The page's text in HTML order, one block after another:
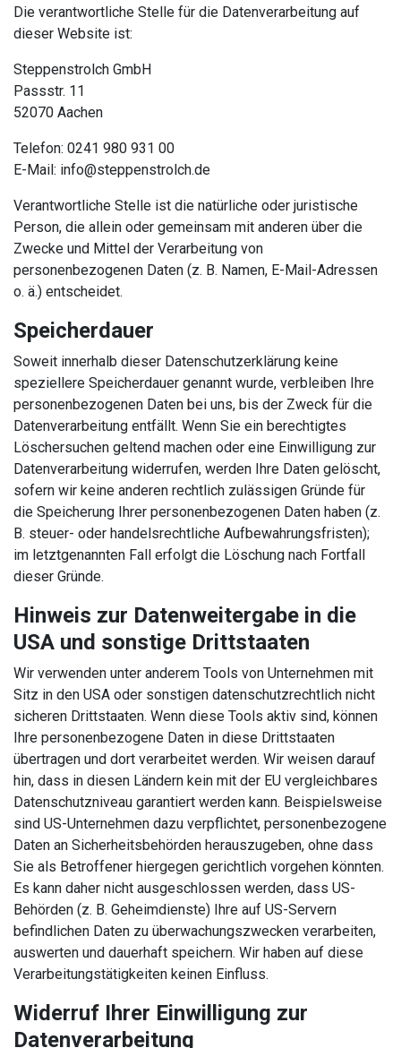
Die verantwortliche Stelle für die Datenverarbeitung auf
dieser Website ist:
Steppenstrolch GmbH
Passstr. 11
52070 Aachen
Telefon: 0241 980 931 00
E-Mail: info@steppenstrolch.de
Verantwortliche Stelle ist die natürliche oder juristische
Person, die allein oder gemeinsam mit anderen über die
Zwecke und Mittel der Verarbeitung von
personenbezogenen Daten (z. B. Namen, E-Mail-Adressen
o. ä.) entscheidet.
Speicherdauer
Soweit innerhalb dieser Datenschutzerklärung keine
speziellere Speicherdauer genannt wurde, verbleiben Ihre
personenbezogenen Daten bei uns, bis der Zweck für die
Datenverarbeitung entfällt. Wenn Sie ein berechtigtes
Löschersuchen geltend machen oder eine Einwilligung zur
Datenverarbeitung widerrufen, werden Ihre Daten gelöscht,
sofern wir keine anderen rechtlich zulässigen Gründe für
die Speicherung Ihrer personenbezogenen Daten haben (z.
B. steuer- oder handelsrechtliche Aufbewahrungsfristen);
im letztgenannten Fall erfolgt die Löschung nach Fortfall
dieser Gründe.
Hinweis zur Datenweitergabe in die
USA und sonstige Drittstaaten
Wir verwenden unter anderem Tools von Unternehmen mit
Sitz in den USA oder sonstigen datenschutzrechtlich nicht
sicheren Drittstaaten. Wenn diese Tools aktiv sind, können
Ihre personenbezogene Daten in diese Drittstaaten
übertragen und dort verarbeitet werden. Wir weisen darauf
hin, dass in diesen Ländern kein mit der EU vergleichbares
Datenschutzniveau garantiert werden kann. Beispielsweise
sind US-Unternehmen dazu verpflichtet, personenbezogene
Daten an Sicherheitsbehörden herauszugeben, ohne dass
Sie als Betroffener hiergegen gerichtlich vorgehen könnten.
Es kann daher nicht ausgeschlossen werden, dass US-
Behörden (z. B. Geheimdienste) Ihre auf US-Servern
befindlichen Daten zu überwachungszwecken verarbeiten,
auswerten und dauerhaft speichern. Wir haben auf diese
Verarbeitungstätigkeiten keinen Einfluss.
Widerruf Ihrer Einwilligung zur
Datenverarbeitung